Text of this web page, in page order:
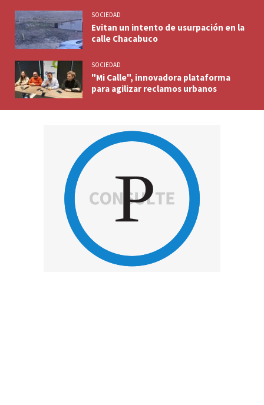
SOCIEDAD
Evitan un intento de usurpación en la
calle Chacabuco
SOCIEDAD
"Mi Calle", innovadora plataforma
para agilizar reclamos urbanos